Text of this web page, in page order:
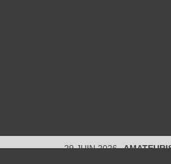
29 JUIN 2026